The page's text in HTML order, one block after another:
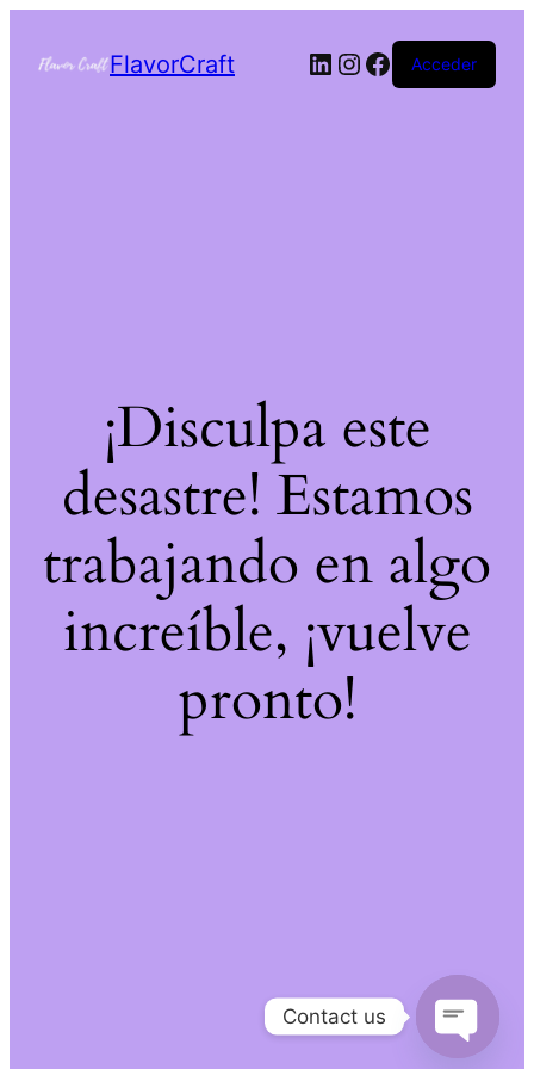
FlavorCraft Acceder
¡Disculpa este
desastre! Estamos
trabajando en algo
increíble, ¡vuelve
pronto!
Contact us